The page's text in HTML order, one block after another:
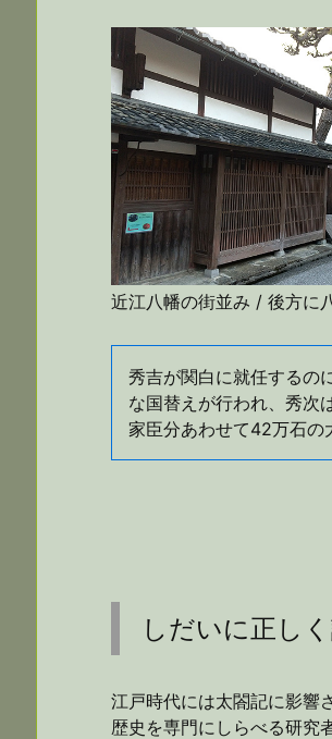
近江八幡の街並み / 後方に
秀吉が関白に就任するの
な国替えが行われ、秀次
家臣分あわせて42万石の
しだいに正し
江戸時代には太閤記に影響
歴史を専門にしらべる研究